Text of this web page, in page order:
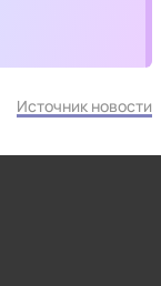
Источник новости